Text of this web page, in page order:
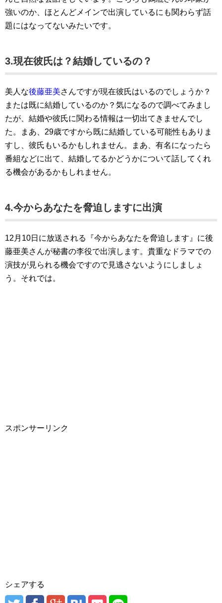
強いのか、ほとんどメインで出演しているにも関わらず話
題にはなってないみたいです。
3.現在彼氏は？結婚しているの？
美人な後藤亜美さんですが現在彼氏はいるのでしょうか？
または既に結婚しているのか？気になるので調べてみまし
たが、結婚や彼氏に関わる情報は一切出てきませんでし
た。まあ、29歳ですから既に結婚している可能性もありま
すし、彼氏もいるかもしれません。まあ、有名になったら
番組などに出て、結婚してるかどうかについて話してくれ
る機会があるかもしれません。
4.今からあなたを脅迫しますに出演
12月10日に放送される『今からあなたを脅迫します』に後
藤亜美さんが秘書の李役で出演します。貴重なドラマでの
演技が見られる機会ですので見逃さないようにしましょ
う。それでは。
スポンサーリンク
シェアする